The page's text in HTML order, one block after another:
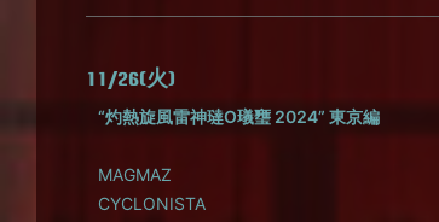
11/26(火)
“灼熱旋風雷神㼀O㼁㻾 2024” 東京編
MAGMAZ
CYCLONISTA